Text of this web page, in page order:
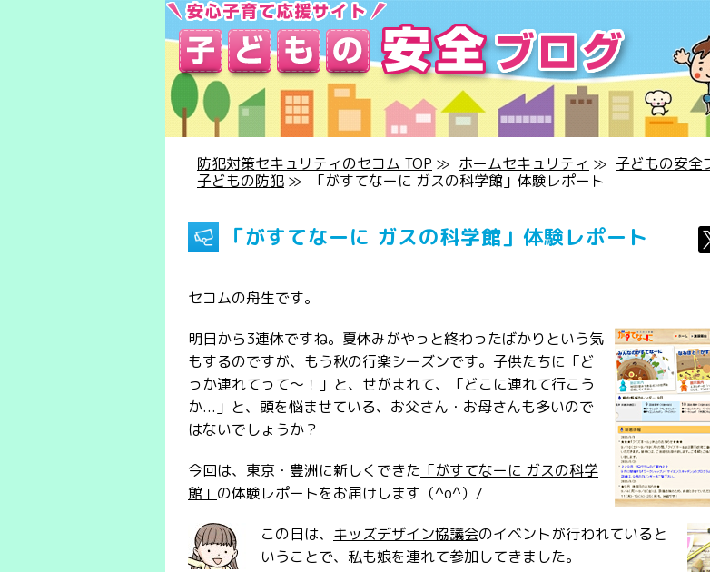
防犯対策セキュリティのセコム TOP ≫ ホームセキュリティ ≫ 子どもの安全
子どもの防犯 ≫ 「がすてなーに ガスの科学館」体験レポート
「がすてなーに ガスの科学館」体験レポート
セコムの舟生です。
明日から3連休ですね。夏休みがやっと終わったばかりという気
もするのですが、もう秋の行楽シーズンです。子供たちに「ど
っか連れてって～！」と、せがまれて、「どこに連れて行こう
か...」と、頭を悩ませている、お父さん・お母さんも多いので
はないでしょうか？
今回は、東京・豊洲に新しくできた 「がすてなーに ガスの科学
館」 の体験レポートをお届けします（^o^）/
この日は、 キッズデザイン協議会のイベントが行われていると
いうことで、私も娘を連れて参加してきました。